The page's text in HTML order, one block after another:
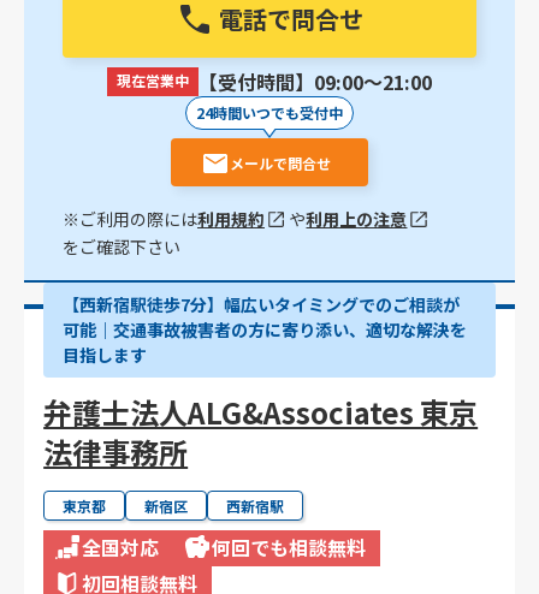
電話で問合せ
現在営業中 【受付時間】09:00〜21:00
24時間いつでも受付中
メールで問合せ
※ご利用の際には利用規約 や利用上の注意
をご確認下さい
【西新宿駅徒歩7分】幅広いタイミングでのご相談が
可能｜交通事故被害者の方に寄り添い、適切な解決を
目指します
弁護士法人ALG&Associates 東京
法律事務所
東京都 新宿区 西新宿駅
全国対応
何回でも相談無料
初回相談無料